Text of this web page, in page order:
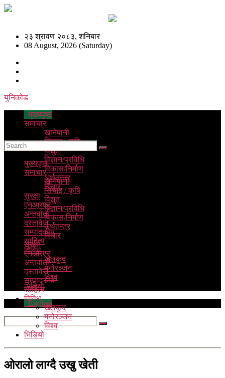
२३ श्रावण २०८३, शनिबार
08 August, 2026 (Saturday)
युनिकोड
मुख्यपृष्ठ
समाचार
खानेपानी
सिंचाइ / कृषि
विद्युत्
विज्ञान/प्रविधि
विकास/निर्माण
अर्थतन्त्र
विचार
सुरक्षा
एनआरएन
अन्तर्वार्ता
दस्तावेज
सम्पादकीय
साहित्य
विविध
खेलकुद
मनोरञ्जन
विश्व
भिडियो
English
मुख्यपृष्ठ
समाचार
खानेपानी
सिंचाइ / कृषि
विद्युत्
विज्ञान/प्रविधि
विकास/निर्माण
अर्थतन्त्र
विचार
सुरक्षा
एनआरएन
अन्तर्वार्ता
दस्तावेज
सम्पादकीय
साहित्य
विविध
खेलकुद
मनोरञ्जन
विश्व
भिडियो
ओरालो लाग्दै उखु खेती